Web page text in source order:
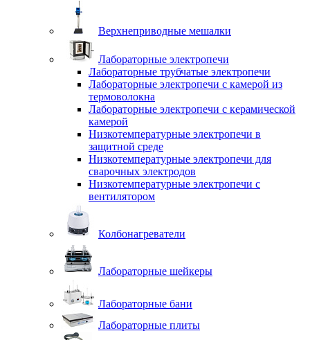
Верхнеприводные мешалки
Лабораторные электропечи
Лабораторные трубчатые электропечи
Лабораторные электропечи с камерой из
термоволокна
Лабораторные электропечи с керамической
камерой
Низкотемпературные электропечи в
защитной среде
Низкотемпературные электропечи для
cварочных электродов
Низкотемпературные электропечи с
вентилятором
Колбонагреватели
Лабораторные шейкеры
Лабораторные бани
Лабораторные плиты